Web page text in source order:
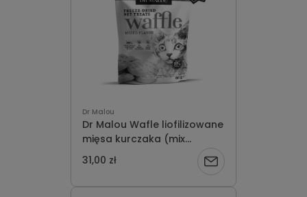
Dr Malou
Dr Malou Wafle liofilizowane
mięsa kurczaka (mix
smaków) 60g
31,00 zł
Powiadom
o